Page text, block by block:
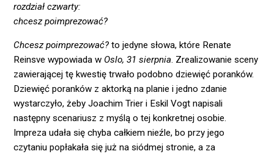
rozdział czwarty:
chcesz poimprezować?
Chcesz poimprezować? to jedyne słowa, które Renate
Reinsve wypowiada w Oslo, 31 sierpnia. Zrealizowanie sceny
zawierającej tę kwestię trwało podobno dziewięć poranków.
Dziewięć poranków z aktorką na planie i jedno zdanie
wystarczyło, żeby Joachim Trier i Eskil Vogt napisali
następny scenariusz z myślą o tej konkretnej osobie.
Impreza udała się chyba całkiem nieźle, bo przy jego
czytaniu popłakała się już na siódmej stronie, a za